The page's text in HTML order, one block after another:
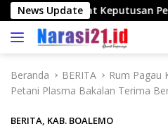
a
News Update
Nilai Tepat Keputusan
Beranda BERITA
Rum Pagau
Petani Plasma Bakalan Terima
BERITA, KAB. BOALEMO